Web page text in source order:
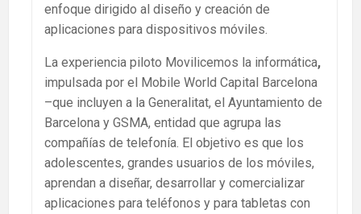
enfoque dirigido al diseño y creación de
aplicaciones para dispositivos móviles.
La experiencia piloto Movilicemos la informática,
impulsada por el Mobile World Capital Barcelona
–que incluyen a la Generalitat, el Ayuntamiento de
Barcelona y GSMA, entidad que agrupa las
compañías de telefonía. El objetivo es que los
adolescentes, grandes usuarios de los móviles,
aprendan a diseñar, desarrollar y comercializar
aplicaciones para teléfonos y para tabletas con